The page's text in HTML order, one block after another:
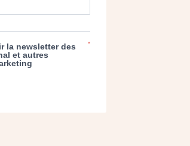
la newsletter des
et autres
*